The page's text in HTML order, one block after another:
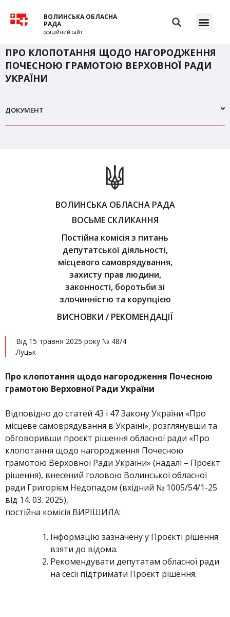
ВОЛИНСЬКА ОБЛАСНА
РАДА
офіційний сайт
ПРО КЛОПОТАННЯ ЩОДО НАГОРОДЖЕННЯ
ПОЧЕСНОЮ ГРАМОТОЮ ВЕРХОВНОЇ РАДИ
УКРАЇНИ
ДОКУМЕНТ
ВОЛИНСЬКА ОБЛАСНА РАДА
ВОСЬМЕ СКЛИКАННЯ
Постійна комісія з питань
депутатської діяльності,
місцевого самоврядування,
захисту прав людини,
законності, боротьби зі
злочинністю та корупцією
ВИСНОВКИ / РЕКОМЕНДАЦІЇ
Від 15 травня 2025 року № 48/4
Луцьк
Про клопотання щодо нагородження Почесною
грамотою Верховної Ради України
Відповідно до статей 43 і 47 Закону України «Про
місцеве самоврядування в Україні», розглянувши та
обговоривши проєкт рішення обласної ради «Про
клопотання щодо нагородження Почесною
грамотою Верховної Ради України» (надалі – Проєкт
рішення), внесений головою Волинської обласної
ради Григорієм Недопадом (вхідний № 1005/54/1-25
від 14. 03. 2025),
постійна комісія ВИРІШИЛА:
Інформацію зазначену у Проєкті рішення
взяти до відома.
Рекомендувати депутатам обласної ради
на сесії підтримати Проєкт рішення.